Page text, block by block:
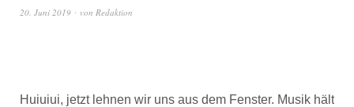
20. Juni 2019 von Redaktion
Huiuiui, jetzt lehnen wir uns aus dem Fenster. Musik hält